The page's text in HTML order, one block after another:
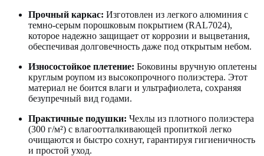
Прочный каркас: Изготовлен из легкого алюминия с
темно-серым порошковым покрытием (RAL7024),
которое надежно защищает от коррозии и выцветания,
обеспечивая долговечность даже под открытым небом.
Износостойкое плетение: Боковины вручную оплетены
круглым роупом из высокопрочного полиэстера. Этот
материал не боится влаги и ультрафиолета, сохраняя
безупречный вид годами.
Практичные подушки: Чехлы из плотного полиэстера
(300 г/м²) с влагоотталкивающей пропиткой легко
очищаются и быстро сохнут, гарантируя гигиеничность
и простой уход.